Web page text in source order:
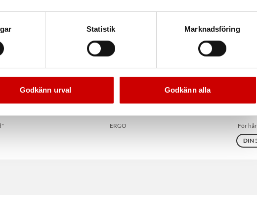
Statistik Marknadsföring
Godkänn urval Godkänn alla
ERGO
För
DIN